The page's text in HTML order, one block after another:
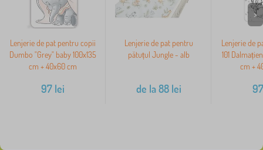
Lenjerie de pat pentru copii
Dumbo "Grey" baby 100x135
cm + 40x60 cm
97 lei
Lenjerie de pat pentru
pătuțul Jungle - alb
de la88lei
Lenjerie de
101
cm +
97
>